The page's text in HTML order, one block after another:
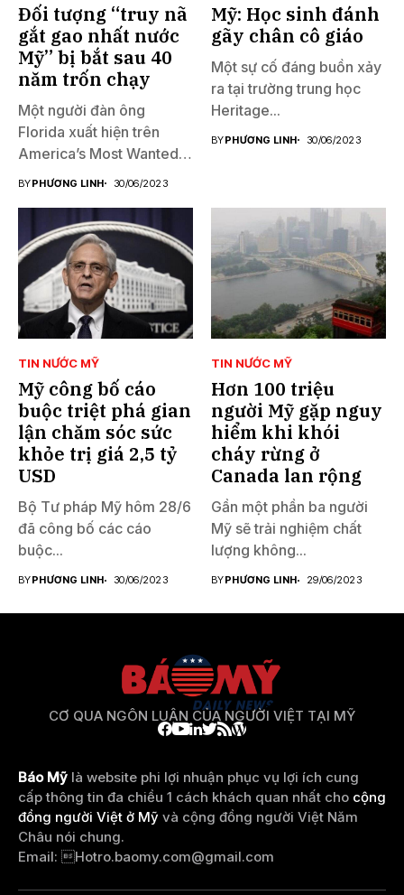
Đối tượng “truy nã
gắt gao nhất nước
Mỹ” bị bắt sau 40
năm trốn chạy
Một người đàn ông
Florida xuất hiện trên
America’s Most Wanted
BYPHƯƠNG LINH 30/06/2023
Mỹ: Học sinh đánh
gãy chân cô giáo
Một sự cố đáng buồn xảy
ra tại trường trung học
Heritage...
BYPHƯƠNG LINH 30/06/2023
TIN NƯỚC MỸ
Mỹ công bố cáo
buộc triệt phá gian
lận chăm sóc sức
khỏe trị giá 2,5 tỷ
USD
Bộ Tư pháp Mỹ hôm 28/6
đã công bố các cáo
buộc...
BYPHƯƠNG LINH 30/06/2023
TIN NƯỚC MỸ
Hơn 100 triệu
người Mỹ gặp nguy
hiểm khi khói
cháy rừng ở
Canada lan rộng
Gần một phần ba người
Mỹ sẽ trải nghiệm chất
lượng không...
BYPHƯƠNG LINH 29/06/2023
CƠ QUA NGÔN LUẬN CỦA NGƯỜI VIỆT TẠI MỸ
Báo Mỹ là website phi lợi nhuận phục vụ lợi ích cung
cấp thông tin đa chiều 1 cách khách quan nhất cho cộng
đồng người Việt ở Mỹ và cộng đồng người Việt Năm
Châu nói chung.
Email: Hotro.baomy.com@gmail.com